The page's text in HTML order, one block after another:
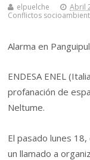
elpuelche Abril
Conflictos
Alarma en
ENDESA ENEL
profanación de
Neltume.
El pasado lunes
un llamado a